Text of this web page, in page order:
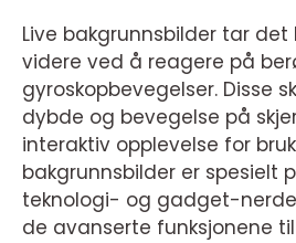
Live bakgrunnsbilder tar
videre ved å reagere på
gyroskopbevegelser. Disse
dybde og bevegelse på
interaktiv opplevelse for
bakgrunnsbilder er spesielt
teknologi- og gadget-
de avanserte funksjonene til